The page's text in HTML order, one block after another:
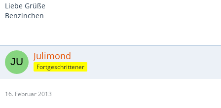
Liebe Grüße
Benzinchen
Julimond
Fortgeschrittener
16. Februar 2013